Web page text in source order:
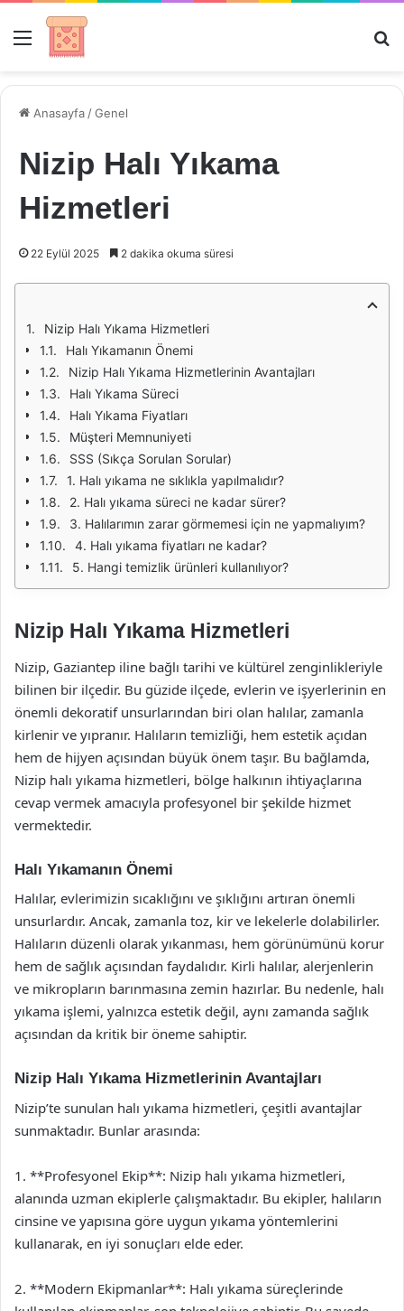
Menü
Anasayfa /Genel
Nizip Halı Yıkama
Hizmetleri
22 Eylül 2025 2 dakika okuma süresi
Nizip Halı Yıkama Hizmetleri
Halı Yıkamanın Önemi
Nizip Halı Yıkama Hizmetlerinin Avantajları
Halı Yıkama Süreci
Halı Yıkama Fiyatları
Müşteri Memnuniyeti
SSS (Sıkça Sorulan Sorular)
1. Halı yıkama ne sıklıkla yapılmalıdır?
2. Halı yıkama süreci ne kadar sürer?
3. Halılarımın zarar görmemesi için ne yapmalıyım?
4. Halı yıkama fiyatları ne kadar?
5. Hangi temizlik ürünleri kullanılıyor?
Nizip Halı Yıkama Hizmetleri
Nizip, Gaziantep iline bağlı tarihi ve kültürel zenginlikleriyle
bilinen bir ilçedir. Bu güzide ilçede, evlerin ve işyerlerinin en
önemli dekoratif unsurlarından biri olan halılar, zamanla
kirlenir ve yıpranır. Halıların temizliği, hem estetik açıdan
hem de hijyen açısından büyük önem taşır. Bu bağlamda,
Nizip halı yıkama hizmetleri, bölge halkının ihtiyaçlarına
cevap vermek amacıyla profesyonel bir şekilde hizmet
vermektedir.
Halı Yıkamanın Önemi
Halılar, evlerimizin sıcaklığını ve şıklığını artıran önemli
unsurlardır. Ancak, zamanla toz, kir ve lekelerle dolabilirler.
Halıların düzenli olarak yıkanması, hem görünümünü korur
hem de sağlık açısından faydalıdır. Kirli halılar, alerjenlerin
ve mikropların barınmasına zemin hazırlar. Bu nedenle, halı
yıkama işlemi, yalnızca estetik değil, aynı zamanda sağlık
açısından da kritik bir öneme sahiptir.
Nizip Halı Yıkama Hizmetlerinin Avantajları
Nizip’te sunulan halı yıkama hizmetleri, çeşitli avantajlar
sunmaktadır. Bunlar arasında:
1. **Profesyonel Ekip**: Nizip halı yıkama hizmetleri,
alanında uzman ekiplerle çalışmaktadır. Bu ekipler, halıların
cinsine ve yapısına göre uygun yıkama yöntemlerini
kullanarak, en iyi sonuçları elde eder.
2. **Modern Ekipmanlar**: Halı yıkama süreçlerinde